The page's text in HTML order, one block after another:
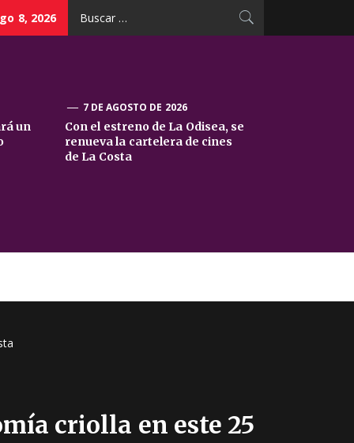
8, 2026
un
7 DE AGOSTO DE 2026
Con el estreno de La Odisea, se
renueva la cartelera de cines
de La Costa
criolla en este 25